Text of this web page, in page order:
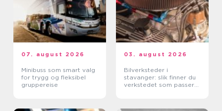
07. august 2026
Minibuss som smart valg
for trygg og fleksibel
gruppereise
03. august 2026
Bilverksteder i
stavanger: slik finner du
verkstedet som passer